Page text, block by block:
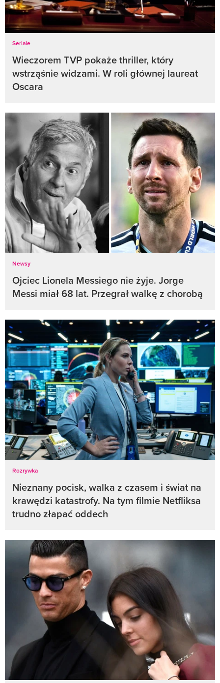
Seriale
Wieczorem TVP pokaże thriller, który
wstrząśnie widzami. W roli głównej laureat
Oscara
Newsy
Ojciec Lionela Messiego nie żyje. Jorge
Messi miał 68 lat. Przegrał walkę z chorobą
Rozrywka
Nieznany pocisk, walka z czasem i świat na
krawędzi katastrofy. Na tym filmie Netfliksa
trudno złapać oddech